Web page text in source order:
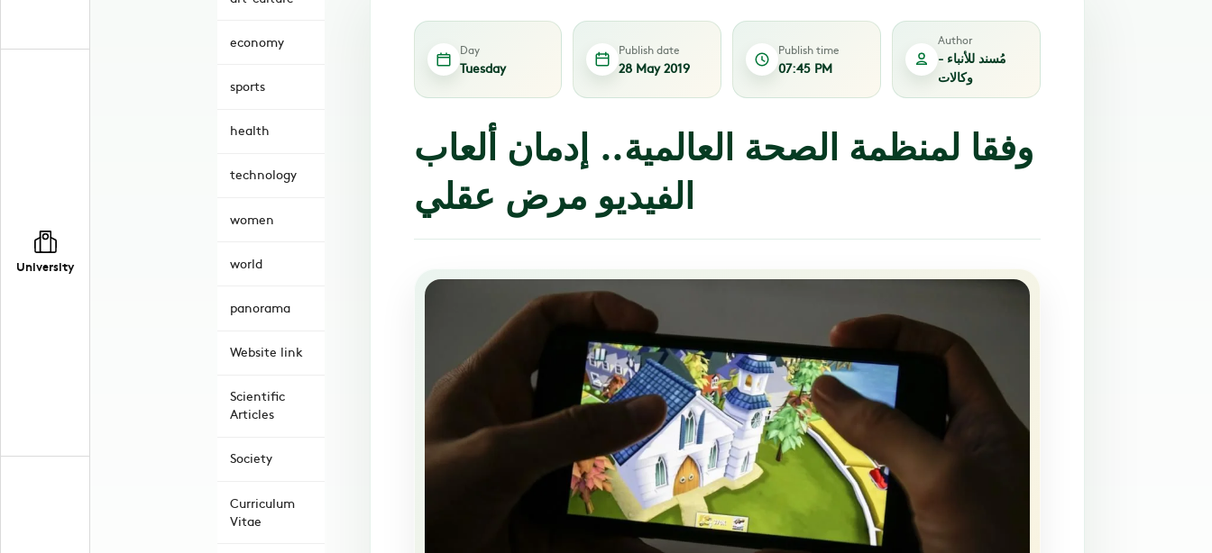
University
economy
sports
health
technology
women
world
panorama
Website link
Scientific
Articles
Society
Curriculum
Vitae
Day
Tuesday
Publish date
28 May 2019
Publish time
07:45 PM
Author
مُسند للأنباء -
وكالات
وفقا لمنظمة الصحة العالمية.. إدمان ألعاب
الفيديو مرض عقلي